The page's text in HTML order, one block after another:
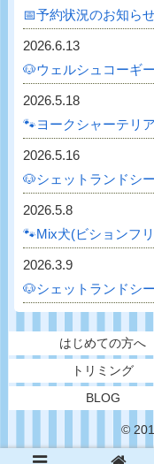
📅予約状況のお知ら
2026.6.13
2026.5.18
🐾ヨークシャーテリ
2026.5.16
2026.5.8
2026.3.9
はじめての方へ
トリミング
BLOG
©